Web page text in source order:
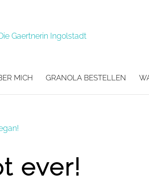
MICH GRANOLA BESTELLEN
ever!